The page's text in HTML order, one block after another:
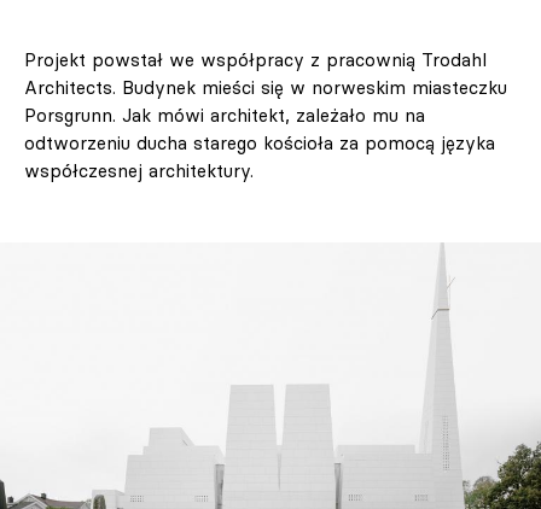
Projekt powstał we współpracy z pracownią Trodahl
Architects. Budynek mieści się w norweskim miasteczku
Porsgrunn. Jak mówi architekt, zależało mu na
odtworzeniu ducha starego kościoła za pomocą języka
współczesnej architektury.